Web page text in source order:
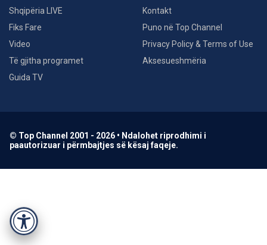
Accessibility
Shqipëria LIVE
Fiks Fare
Video
Të gjitha programet
Guida TV
Kontakt
Puno në Top Channel
Privacy Policy & Terms of Use
Aksesueshmëria
© Top Channel 2001 - 2026 • Ndalohet riprodhimi i
paautorizuar i përmbajtjes së kësaj faqeje.